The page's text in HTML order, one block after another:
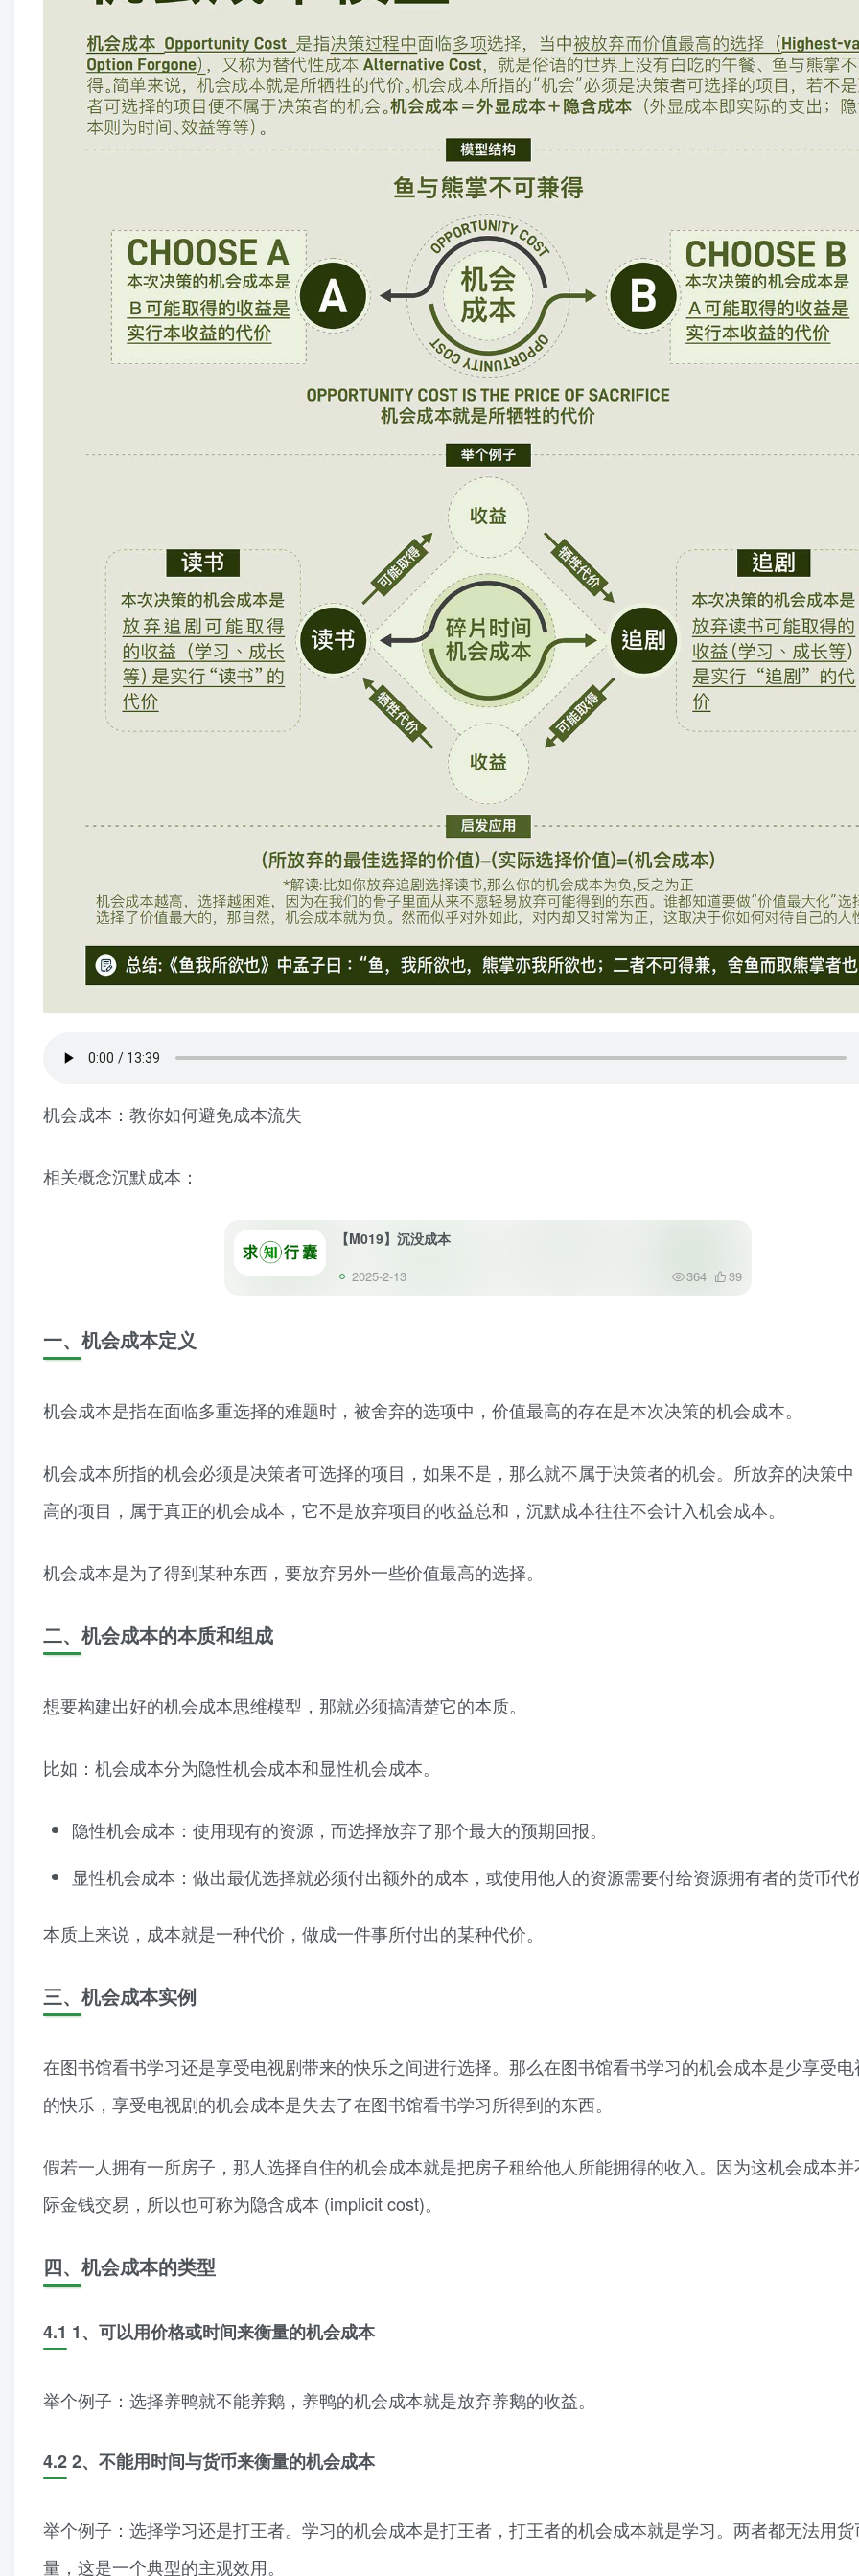
机会成本：教你如何避免成本流失
相关概念沉默成本：
【M019】沉没成本
2025-2-13 364 39
一、机会成本定义
机会成本是指在面临多重选择的难题时，被舍弃的选项中，价值最高的存在是本次决策的机会成本。
机会成本所指的机会必须是决策者可选择的项目，如果不是，那么就不属于决策者的机会。所放弃的决策
高的项目，属于真正的机会成本，它不是放弃项目的收益总和，沉默成本往往不会计入机会成本。
机会成本是为了得到某种东西，要放弃另外一些价值最高的选择。
二、机会成本的本质和组成
想要构建出好的机会成本思维模型，那就必须搞清楚它的本质。
比如：机会成本分为隐性机会成本和显性机会成本。
隐性机会成本：使用现有的资源，而选择放弃了那个最大的预期回报。
显性机会成本：做出最优选择就必须付出额外的成本，或使用他人的资源需要付给资源拥有者的货币代
本质上来说，成本就是一种代价，做成一件事所付出的某种代价。
三、机会成本实例
在图书馆看书学习还是享受电视剧带来的快乐之间进行选择。那么在图书馆看书学习的机会成本是少享受
的快乐，享受电视剧的机会成本是失去了在图书馆看书学习所得到的东西。
假若一人拥有一所房子，那人选择自住的机会成本就是把房子租给他人所能拥得的收入。因为这机会成本
际金钱交易，所以也可称为隐含成本 (implicit cost)。
四、机会成本的类型
4.1 1、可以用价格或时间来衡量的机会成本
举个例子：选择养鸭就不能养鹅，养鸭的机会成本就是放弃养鹅的收益。
4.2 2、不能用时间与货币来衡量的机会成本
举个例子：选择学习还是打王者。学习的机会成本是打王者，打王者的机会成本就是学习。两者都无法用
量，这是一个典型的主观效用。